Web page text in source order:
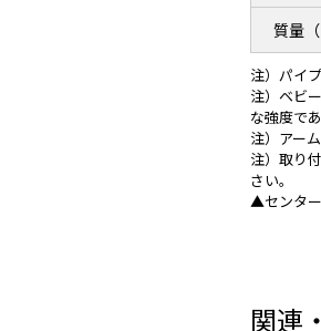
質量
注）パイ
注）ベビ
な強度で
注）アー
注）取り
さい。
▲センタ
関連